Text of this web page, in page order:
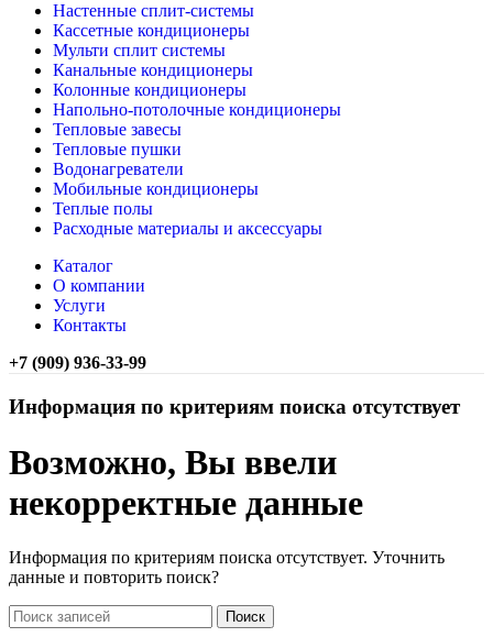
Настенные сплит-системы
Кассетные кондиционеры
Мульти сплит системы
Канальные кондиционеры
Колонные кондиционеры
Напольно-потолочные кондиционеры
Тепловые завесы
Тепловые пушки
Водонагреватели
Мобильные кондиционеры
Теплые полы
Расходные материалы и аксессуары
Каталог
О компании
Услуги
Контакты
+7 (909) 936-33-99
Информация по критериям поиска отсутствует
Возможно, Вы ввели
некорректные данные
Информация по критериям поиска отсутствует. Уточнить
данные и повторить поиск?
Поиск